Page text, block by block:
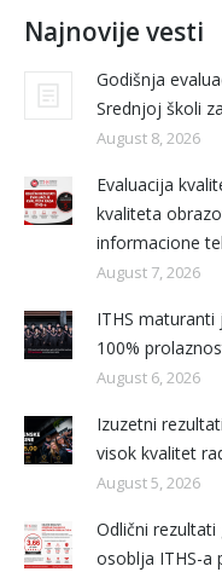
Najnovije vesti
Godišnja
Srednjoj školi
August 8, 2026
Evaluacija
kvaliteta
informacione
August 7, 2026
ITHS
100%
August 6, 2026
Izuzetni
visok kvalitet
August 5, 2026
Odlični
osoblja ITHS-a